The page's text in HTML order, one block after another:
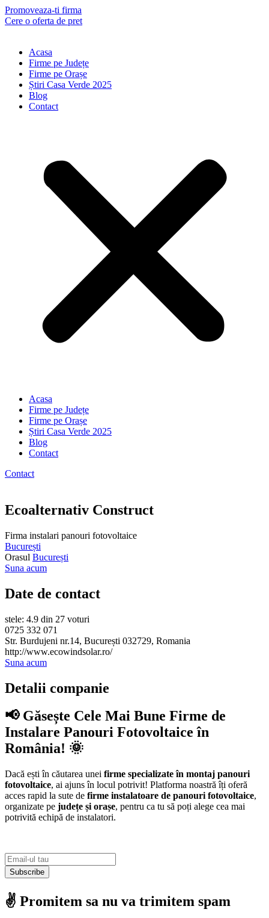
Skip
to
Promoveaza-ti firma
Cere o oferta de pret
Acasa
Firme pe Județe
Firme pe Orașe
Știri Casa Verde 2025
Blog
Contact
Acasa
Firme pe Județe
Firme pe Orașe
Știri Casa Verde 2025
Blog
Contact
Contact
Ecoalternativ Construct
Firma instalari panouri fotovoltaice
București
Orasul București
Suna acum
Date de contact
stele: 4.9 din 27 voturi
0725 332 071
Str. Burdujeni nr.14, București 032729, Romania
http://www.ecowindsolar.ro/
Suna acum
Detalii companie
📢 Găsește Cele Mai Bune Firme de
Instalare Panouri Fotovoltaice în
România! 🌞
Dacă ești în căutarea unei firme specializate în montaj panouri
fotovoltaice, ai ajuns în locul potrivit! Platforma noastră îți oferă
acces rapid la sute de firme instalatoare de panouri fotovoltaice,
organizate pe județe și orașe, pentru ca tu să poți alege cea mai
potrivită echipă de instalatori.
Subscribe
✌️ Promitem sa nu va trimitem spam